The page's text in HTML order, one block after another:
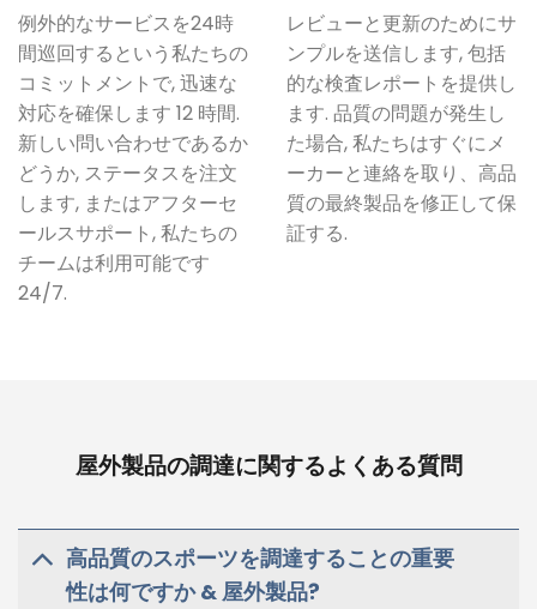
例外的なサービスを24時
間巡回するという私たちの
コミットメントで, 迅速な
対応を確保します 12 時間.
新しい問い合わせであるか
どうか, ステータスを注文
します, またはアフターセ
ールスサポート, 私たちの
チームは利用可能です
24/7.
レビューと更新のためにサ
ンプルを送信します, 包括
的な検査レポートを提供し
ます. 品質の問題が発生し
た場合, 私たちはすぐにメ
ーカーと連絡を取り、高品
質の最終製品を修正して保
証する.
屋外製品の調達に関するよくある質問
高品質のスポーツを調達することの重要
性は何ですか & 屋外製品?